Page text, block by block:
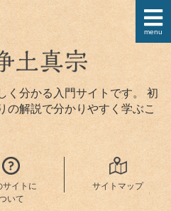
menu
サイトに
いて
サイトマップ
く分かる入門サイトです。 初
の解説で分かりやすく学ぶこ